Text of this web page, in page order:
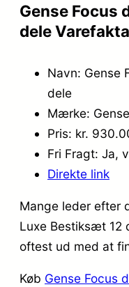
Gense Focus
dele Varefakta
Navn: Gense
dele
Mærke: Gense
Pris: kr.
Fri Fragt: Ja,
Direkte link
Mange leder efter
Luxe Bestiksæt 12
oftest ud med at
Køb Gense Focus